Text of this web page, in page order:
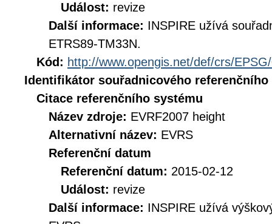
Událost: revize
Další informace: INSPIRE užívá
ETRS89-TM33N.
Kód: http://www.opengis.net/def/crs/
Identifikátor souřadnicového referenčního
Citace referenčního systému
Název zdroje: EVRF2007 height
Alternativní název: EVRS
Referenční datum
Referenční datum: 2015-02-12
Událost: revize
Další informace: INSPIRE užívá